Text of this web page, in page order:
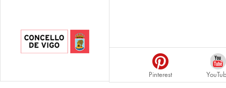
Pinterest